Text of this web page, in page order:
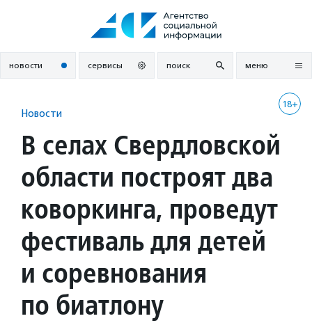
новости сервисы поиск меню
18+
Новости
В селах Свердловской
области построят два
коворкинга, проведут
фестиваль для детей
и соревнования
по биатлону